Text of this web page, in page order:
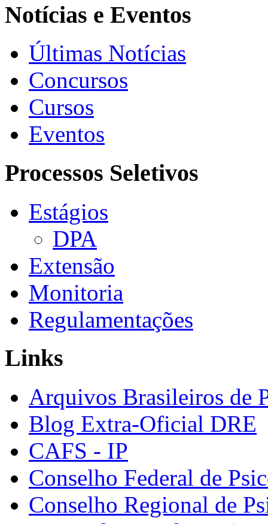
Notícias e Eventos
Últimas Notícias
Concursos
Cursos
Eventos
Processos Seletivos
Estágios
DPA
Extensão
Monitoria
Regulamentações
Links
Arquivos Brasileiros de
Blog Extra-Oficial DRE
CAFS - IP
Conselho Federal de
Conselho Regional de